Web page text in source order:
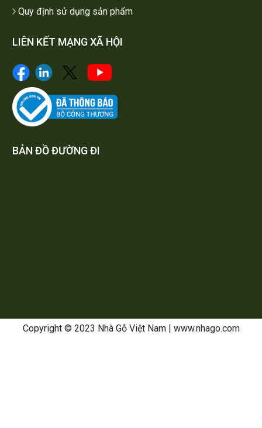
Quy định sử dụng sản phẩm
LIÊN KẾT MẠNG XÃ HỘI
BẢN ĐỒ ĐƯỜNG ĐI
Copyright © 2023 Nhà Gỗ Việt Nam| www.nhago.com